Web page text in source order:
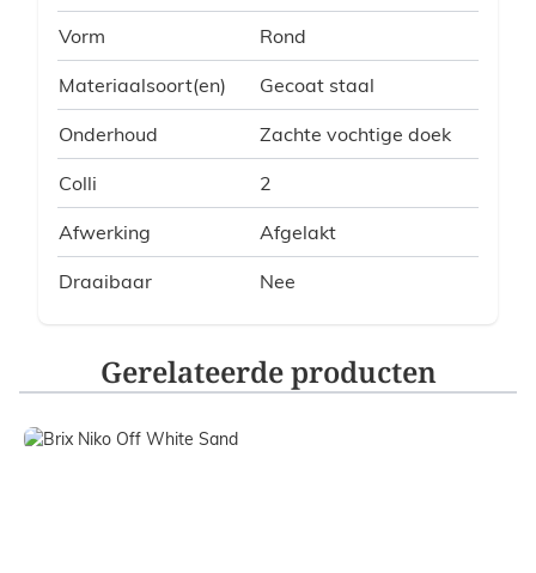
Vorm Rond
Materiaalsoort(en) Gecoat staal
Onderhoud Zachte vochtige doek
Colli 2
Afwerking Afgelakt
Draaibaar Nee
Gerelateerde producten
Navigating through the elements of the carousel is
Press to skip carousel
Press to go to carousel navigation